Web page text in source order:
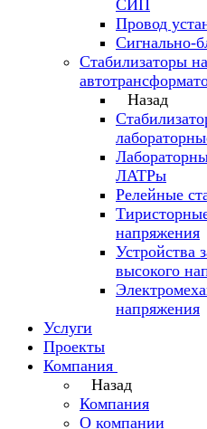
СИП
Провод
Сигнально-
Стабилизаторы
Назад
ЛАТРы
Релейные
напряжения
Устройства
высокого
напряжения
Услуги
Проекты
Компания
Назад
Компания
О компании